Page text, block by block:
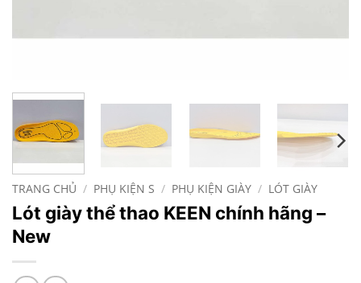
TRANG CHỦ / PHỤ KIỆN S / PHỤ KIỆN GIÀY / LÓT GIÀY
Lót giày thể thao KEEN chính hãng –
New